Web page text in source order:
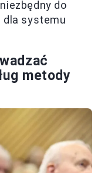
do
dla systemu
metody